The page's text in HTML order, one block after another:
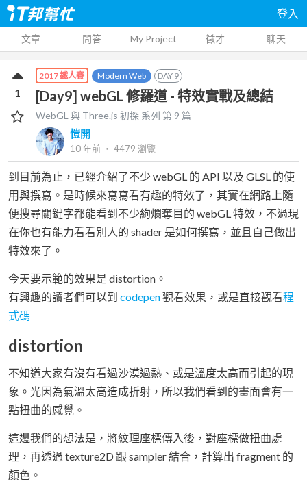
登入
文章 問答 My Project 徵才 聊天
2017 鐵人賽 Modern Web DAY 9
[Day9] webGL 修羅道 - 特效實戰及總結
WebGL 與 Three.js 初探 系列 第 9 篇
愷開
10 年前 ‧ 4479 瀏覽
1
到目前為止，已經介紹了不少 webGL 的 API 以及 GLSL 的使
用與撰寫。是時候來寫寫看有趣的特效了，其實在網路上隨
便搜尋關鍵字都能看到不少絢爛奪目的 webGL 特效，不過現
在你也有能力看看別人的 shader 是如何撰寫，並且自己做出
特效來了。
今天要示範的效果是 distortion。
有興趣的讀者們可以到 codepen觀看效果，或是直接觀看程
式碼
distortion
不知道大家有沒有看過沙漠過熱、或是溫度太高而引起的現
象。光因為氣溫太高造成折射，所以我們看到的畫面會有一
點扭曲的感覺。
這邊我們的想法是，將紋理座標傳入後，對座標做扭曲處
理，再透過 texture2D 跟 sampler 結合，計算出 fragment 的
顏色。